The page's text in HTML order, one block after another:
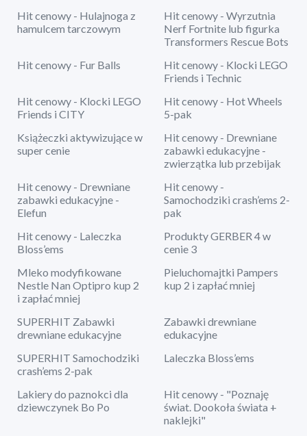
Hit cenowy - Hulajnoga z
hamulcem tarczowym
Hit cenowy - Wyrzutnia
Nerf Fortnite lub figurka
Transformers Rescue Bots
Hit cenowy - Fur Balls
Hit cenowy - Klocki LEGO
Friends i Technic
Hit cenowy - Klocki LEGO
Friends i CITY
Hit cenowy - Hot Wheels
5-pak
Książeczki aktywizujące w
super cenie
Hit cenowy - Drewniane
zabawki edukacyjne -
zwierzątka lub przebijak
Hit cenowy - Drewniane
zabawki edukacyjne -
Elefun
Hit cenowy -
Samochodziki crash’ems 2-
pak
Hit cenowy - Laleczka
Bloss’ems
Produkty GERBER 4 w
cenie 3
Mleko modyfikowane
Nestle Nan Optipro kup 2
i zapłać mniej
Pieluchomajtki Pampers
kup 2 i zapłać mniej
SUPERHIT Zabawki
drewniane edukacyjne
Zabawki drewniane
edukacyjne
SUPERHIT Samochodziki
crash’ems 2-pak
Laleczka Bloss’ems
Lakiery do paznokci dla
dziewczynek Bo Po
Hit cenowy - "Poznaję
świat. Dookoła świata +
naklejki"